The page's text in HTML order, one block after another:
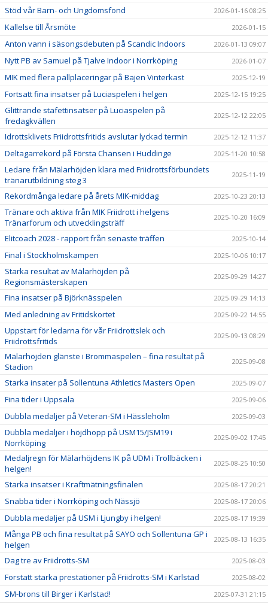
Stöd vår Barn- och Ungdomsfond 2026-01-16 08:25
Kallelse till Årsmöte 2026-01-15
Anton vann i säsongsdebuten på Scandic Indoors 2026-01-13 09:07
Nytt PB av Samuel på Tjalve Indoor i Norrköping 2026-01-07
MIK med flera pallplaceringar på Bajen Vinterkast 2025-12-19
Fortsatt fina insatser på Luciaspelen i helgen 2025-12-15 19:25
Glittrande stafettinsatser på Luciaspelen på
fredagkvällen
2025-12-12 22:05
Idrottsklivets Friidrottsfritids avslutar lyckad termin 2025-12-12 11:37
Deltagarrekord på Första Chansen i Huddinge 2025-11-20 10:58
Ledare från Mälarhöjden klara med Friidrottsförbundets
tränarutbildning steg 3
2025-11-19
Rekordmånga ledare på årets MIK-middag 2025-10-23 20:13
Tränare och aktiva från MIK Friidrott i helgens
Tränarforum och utvecklingsträff
2025-10-20 16:09
Elitcoach 2028 - rapport från senaste träffen 2025-10-14
Final i Stockholmskampen 2025-10-06 10:17
Starka resultat av Mälarhöjden på
Regionsmästerskapen
2025-09-29 14:27
Fina insatser på Björknässpelen 2025-09-29 14:13
Med anledning av Fritidskortet 2025-09-22 14:55
Uppstart för ledarna för vår Friidrottslek och
Friidrottsfritids
2025-09-13 08:29
Mälarhöjden glänste i Brommaspelen – fina resultat på
Stadion
2025-09-08
Starka insater på Sollentuna Athletics Masters Open 2025-09-07
Fina tider i Uppsala 2025-09-06
Dubbla medaljer på Veteran-SM i Hässleholm 2025-09-03
Dubbla medaljer i höjdhopp på USM15/JSM19 i
Norrköping
2025-09-02 17:45
Medaljregn för Mälarhöjdens IK på UDM i Trollbäcken i
helgen!
2025-08-25 10:50
Starka insatser i Kraftmätningsfinalen 2025-08-17 20:21
Snabba tider i Norrköping och Nässjö 2025-08-17 20:06
Dubbla medaljer på USM i Ljungby i helgen! 2025-08-17 19:39
Många PB och fina resultat på SAYO och Sollentuna GP i
helgen
2025-08-13 16:35
Dag tre av Friidrotts-SM 2025-08-03
Forstatt starka prestationer på Friidrotts-SM i Karlstad 2025-08-02
SM-brons till Birger i Karlstad! 2025-07-31 21:15